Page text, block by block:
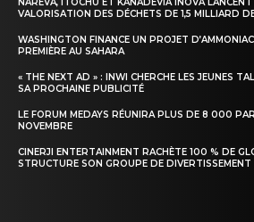
NAREVA, ITOCHU ET KANADEVIA INOVA
VALORISATION DES DÉCHETS DE 1,5 MILLIARD
WASHINGTON FINANCE UN PROJET
PREMIÈRE AU SAHARA
« THE NEXT AD » : INWI CHERCHE LES JEUNES
SA PROCHAINE PUBLICITÉ
LE FORUM MEDAYS RÉUNIRA PLUS DE 8 000
NOVEMBRE
CINERJI ENTERTAINMENT RACHÈTE 100 % DE
STRUCTURE SON GROUPE DE DIVERTISSEMENT